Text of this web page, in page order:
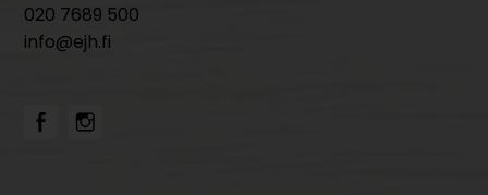
020 7689 500
info@ejh.fi